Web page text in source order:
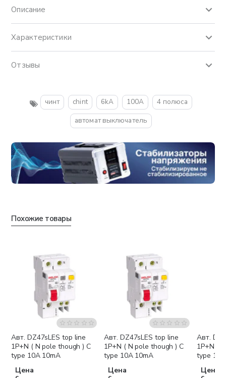
Описание
Характеристики
Отзывы
чинт chint 6kA 100A
4 полюса
автомат выключатель
Похожие товары
Авт. DZ47sLES top line
1P+N ( N pole though ) C
type 10A 10mA
Цена
Авт. DZ47sLES top line
1P+N ( N pole though ) C
type 10A 10mA
Цена
Авт.
1P+N (
type
Цена